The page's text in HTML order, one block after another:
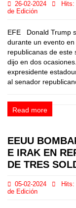
26-02-2024 Hits:
de Edición
EFE Donald Trump
durante un evento
republicanas de este
dijo en dos
expresidente
al senador
Read more
EEUU
E IRAK EN
DE TRES
05-02-2024 Hits:
de Edición